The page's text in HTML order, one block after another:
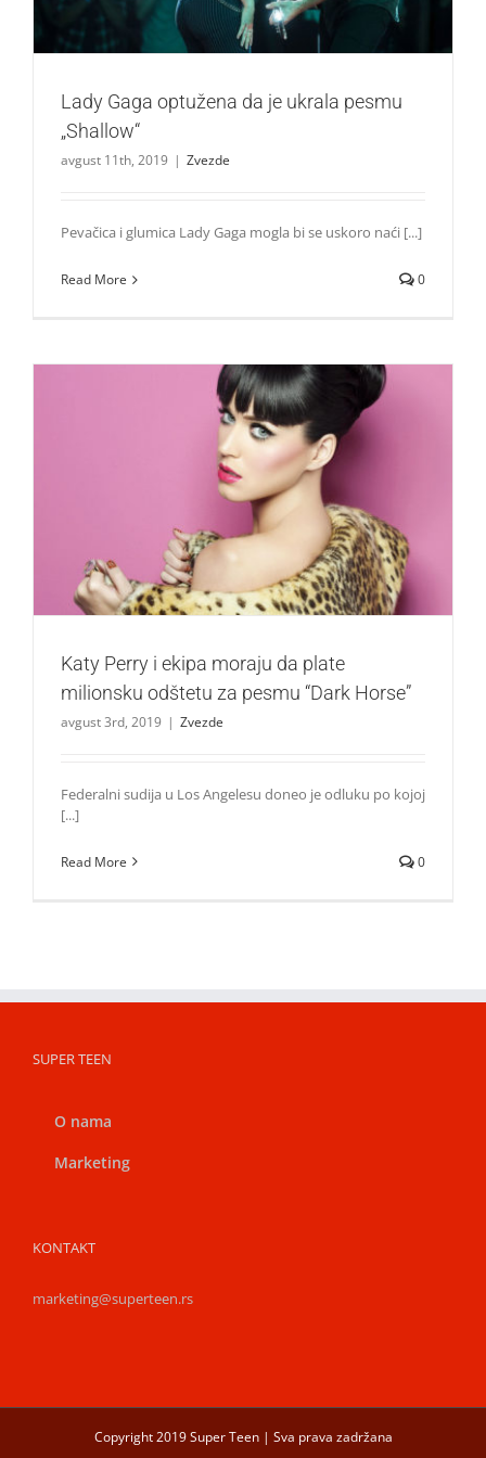
Lady Gaga optužena da je ukrala pesmu
„Shallow“
avgust 11th, 2019 | Zvezde
Pevačica i glumica Lady Gaga mogla bi se uskoro naći [...]
Read More 0
Katy Perry i ekipa moraju da plate milionsku odštetu za
pesmu “Dark Horse”
Zvezde
Katy Perry i ekipa moraju da plate
milionsku odštetu za pesmu “Dark Horse”
avgust 3rd, 2019 | Zvezde
Federalni sudija u Los Angelesu doneo je odluku po kojoj
[...]
Read More 0
SUPER TEEN
O nama
Marketing
KONTAKT
marketing@superteen.rs
Copyright 2019 Super Teen | Sva prava zadržana